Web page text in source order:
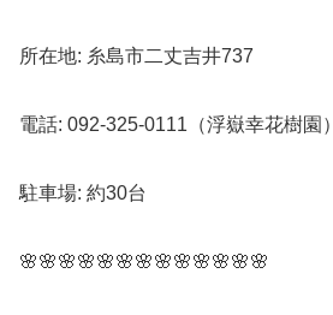
所在地: 糸島市二丈吉井737
電話: 092-325-0111（浮嶽幸花樹園）
駐車場: 約30台
🌸🌸🌸🌸🌸🌸🌸🌸🌸🌸🌸🌸🌸